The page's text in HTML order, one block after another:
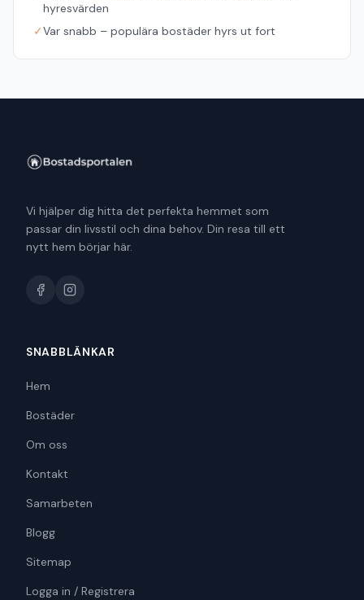
hyresvärden
✓Var snabb – populära bostäder hyrs ut fort
Vi hjälper dig hitta det perfekta hemmet som
passar din livsstil och dina behov. Din resa till ett
nytt hem börjar här.
SNABBLÄNKAR
Hem
Bostäder
Om oss
Kontakt
Samarbeten
Blogg
Sitemap
Logga in / Registrera